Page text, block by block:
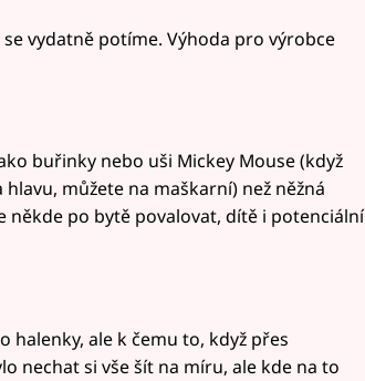
vydatně potíme. Výhoda pro výrobce
buřinky nebo uši Mickey Mouse (když
můžete na maškarní) než něžná
někde po bytě povalovat, dítě i potenciální
halenky, ale k čemu to, když přes
nechat si vše šít na míru, ale kde na to